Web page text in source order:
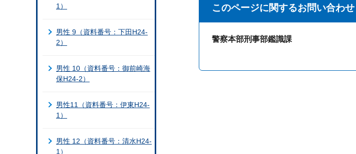
このページに関するお問い合わせ
警察本部刑事部鑑識課
1）
男性 9（資料番号：下田H24-
2）
男性 10（資料番号：御前崎海
保H24-2）
男性11（資料番号：伊東H24-
1）
男性 12（資料番号：清水H24-
1）